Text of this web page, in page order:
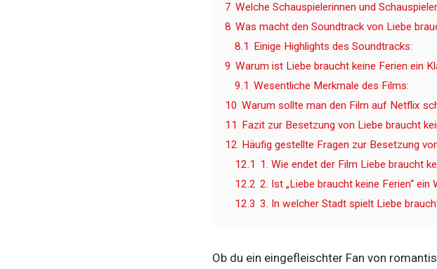
7 Welche Schauspielerinnen und
8 Was macht den Soundtrack von Liebe
8.1 Einige Highlights des Soundtracks:
9 Warum ist Liebe braucht keine Ferien ein
9.1 Wesentliche Merkmale des Films:
10 Warum sollte man den Film auf Netflix
11 Fazit zur Besetzung von Liebe braucht
12 Häufig gestellte Fragen zur Besetzung
12.1 1. Wie endet der Film Liebe braucht
12.2 2. Ist „Liebe braucht keine Ferien“ ein
12.3 3. In welcher Stadt spielt Liebe
Ob du ein eingefleischter Fan von